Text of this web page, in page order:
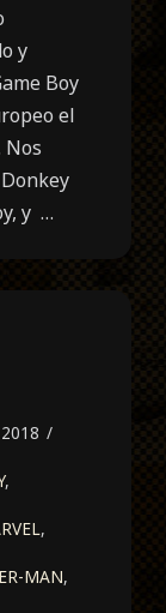
y
Boy
el
Nos
y …
,
,
MAN,